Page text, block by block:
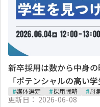
新卒採用は数から中身
「ポテンシャルの高い
#媒体選定 #採用戦略 #母
更新日： 2026-06-08